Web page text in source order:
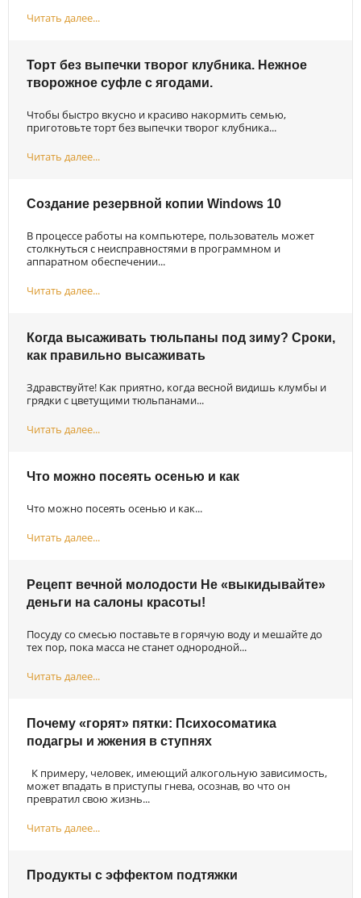
Читать далее...
Торт без выпечки творог клубника. Нежное
творожное суфле с ягодами.
Чтобы быстро вкусно и красиво накормить семью,
приготовьте торт без выпечки творог клубника...
Читать далее...
Создание резервной копии Windows 10
В процессе работы на компьютере, пользователь может
столкнуться с неисправностями в программном и
аппаратном обеспечении...
Читать далее...
Когда высаживать тюльпаны под зиму? Сроки,
как правильно высаживать
Здравствуйте! Как приятно, когда весной видишь клумбы и
грядки с цветущими тюльпанами...
Читать далее...
Что можно посеять осенью и как
Что можно посеять осенью и как...
Читать далее...
Рецепт вечной молодости Не «выкидывайте»
деньги на салоны красоты!
Посуду со смесью поставьте в горячую воду и мешайте до
тех пор, пока масса не станет однородной...
Читать далее...
Почему «горят» пятки: Психосоматика
подагры и жжения в ступнях
К примеру, человек, имеющий алкогольную зависимость,
может впадать в приступы гнева, осознав, во что он
превратил свою жизнь...
Читать далее...
Продукты с эффектом подтяжки